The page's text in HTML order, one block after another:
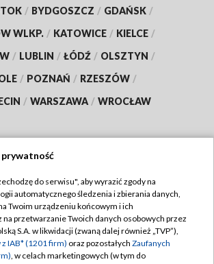
/ BYDGOSZCZ / GDAŃSK /
WLKP. / KATOWICE / KIELCE /
/ LUBLIN / ŁÓDŹ / OLSZTYN /
/ POZNAŃ / RZESZÓW /
/ WARSZAWA / WROCŁAW
TVP
Regulamin TVP
Polityka prywatności
prywatność
do serwisu", aby wyrazić zgody na
automatycznego śledzenia i zbierania danych,
Twoim urządzeniu końcowym i ich
przetwarzanie Twoich danych osobowych przez
S.A. w likwidacji (zwaną dalej również „TVP”),
IAB* (1201 firm) oraz pozostałych Zaufanych
, w celach marketingowych (w tym do